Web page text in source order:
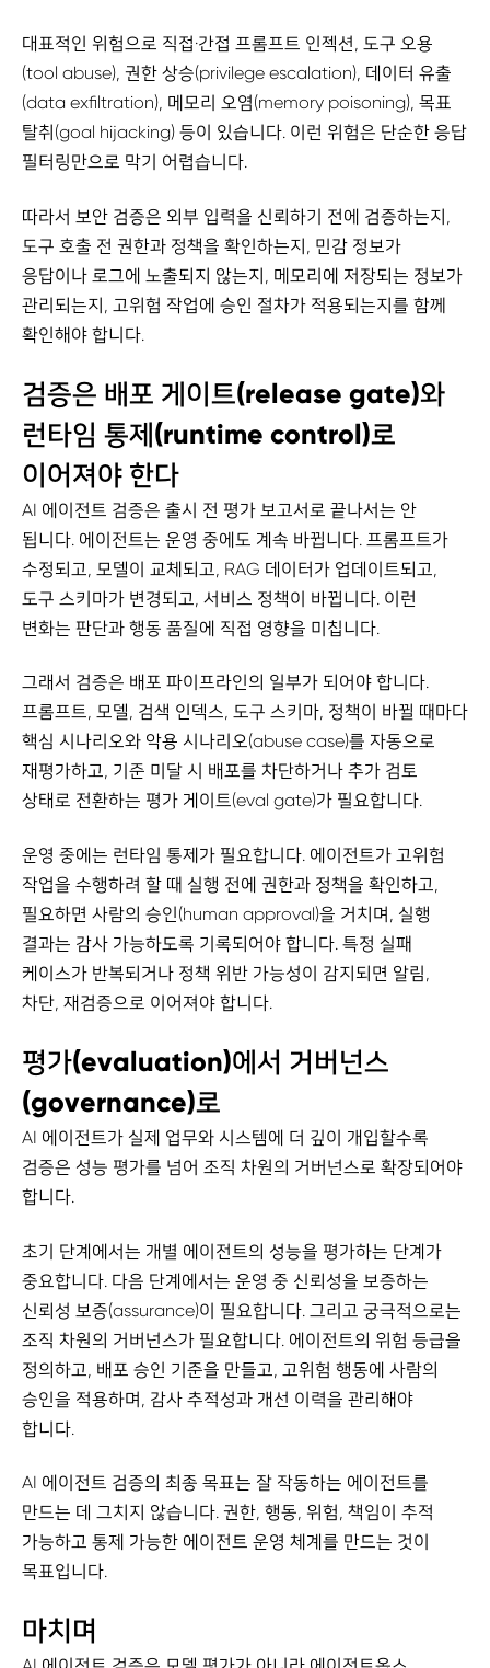
대표적인 위험으로 직접·간접 프롬프트 인젝션, 도구 오용
(tool abuse), 권한 상승(privilege escalation), 데이터 유출
(data exfiltration), 메모리 오염(memory poisoning), 목표
탈취(goal hijacking) 등이 있습니다. 이런 위험은 단순한 응답
필터링만으로 막기 어렵습니다.
따라서 보안 검증은 외부 입력을 신뢰하기 전에 검증하는지,
도구 호출 전 권한과 정책을 확인하는지, 민감 정보가
응답이나 로그에 노출되지 않는지, 메모리에 저장되는 정보가
관리되는지, 고위험 작업에 승인 절차가 적용되는지를 함께
확인해야 합니다.
검증은 배포 게이트(release gate)와
런타임 통제(runtime control)로
이어져야 한다
AI 에이전트 검증은 출시 전 평가 보고서로 끝나서는 안
됩니다. 에이전트는 운영 중에도 계속 바뀝니다. 프롬프트가
수정되고, 모델이 교체되고, RAG 데이터가 업데이트되고,
도구 스키마가 변경되고, 서비스 정책이 바뀝니다. 이런
변화는 판단과 행동 품질에 직접 영향을 미칩니다.
그래서 검증은 배포 파이프라인의 일부가 되어야 합니다.
프롬프트, 모델, 검색 인덱스, 도구 스키마, 정책이 바뀔 때마다
핵심 시나리오와 악용 시나리오(abuse case)를 자동으로
재평가하고, 기준 미달 시 배포를 차단하거나 추가 검토
상태로 전환하는 평가 게이트(eval gate)가 필요합니다.
운영 중에는 런타임 통제가 필요합니다. 에이전트가 고위험
작업을 수행하려 할 때 실행 전에 권한과 정책을 확인하고,
필요하면 사람의 승인(human approval)을 거치며, 실행
결과는 감사 가능하도록 기록되어야 합니다. 특정 실패
케이스가 반복되거나 정책 위반 가능성이 감지되면 알림,
차단, 재검증으로 이어져야 합니다.
평가(evaluation)에서 거버넌스
(governance)로
AI 에이전트가 실제 업무와 시스템에 더 깊이 개입할수록
검증은 성능 평가를 넘어 조직 차원의 거버넌스로 확장되어야
합니다.
초기 단계에서는 개별 에이전트의 성능을 평가하는 단계가
중요합니다. 다음 단계에서는 운영 중 신뢰성을 보증하는
신뢰성 보증(assurance)이 필요합니다. 그리고 궁극적으로는
조직 차원의 거버넌스가 필요합니다. 에이전트의 위험 등급을
정의하고, 배포 승인 기준을 만들고, 고위험 행동에 사람의
승인을 적용하며, 감사 추적성과 개선 이력을 관리해야
합니다.
AI 에이전트 검증의 최종 목표는 잘 작동하는 에이전트를
만드는 데 그치지 않습니다. 권한, 행동, 위험, 책임이 추적
가능하고 통제 가능한 에이전트 운영 체계를 만드는 것이
목표입니다.
마치며